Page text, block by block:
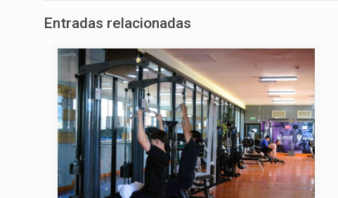
Entradas relacionadas